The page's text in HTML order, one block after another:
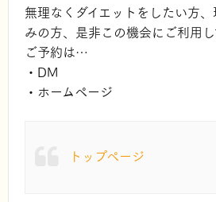
無理なくダイエットをしたい方
みの方、是非この機会にご利用し
ご予約は…
・DM
・ホームページ
トップページ